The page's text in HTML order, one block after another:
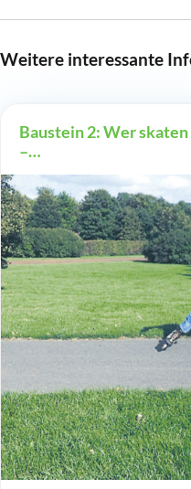
Weitere interessante
Baustein 2: Wer
–…